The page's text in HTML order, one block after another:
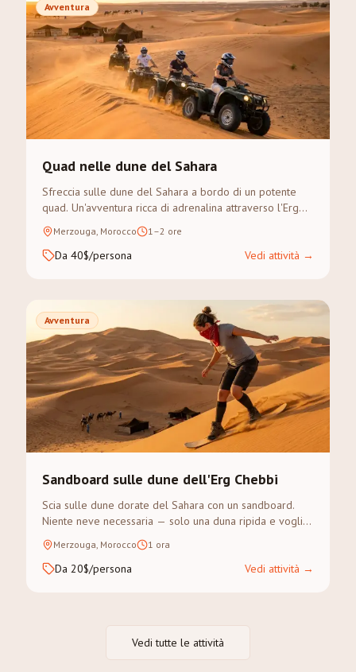
Avventura
Quad nelle dune del Sahara
Sfreccia sulle dune del Sahara a bordo di un potente
quad. Un'avventura ricca di adrenalina attraverso l'Erg
Chebbi — nessuna esperienza necessaria.
Merzouga, Morocco 1–2 ore
Da 40$/persona Vedi attività →
Avventura
Sandboard sulle dune dell'Erg Chebbi
Scia sulle dune dorate del Sahara con un sandboard.
Niente neve necessaria — solo una duna ripida e voglia
di avventura.
Merzouga, Morocco 1 ora
Da 20$/persona Vedi attività →
Vedi tutte le attività